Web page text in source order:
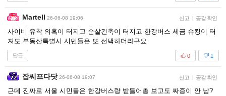
Martell 26-06-08 19:06 신고 | 공감 확인
사이비 유착 의혹이 터지고 순살건축이 터지고 한강버스 세금 슈킹이 터
져도 부동산특별시 시민들은 또 선택하더라구요
답글 1
0
잡씨프다닷 26-06-08 19:07 신고 | 공감 확인
근데 진짜로 서울 시민들은 한강버스랑 받들어총 보고도 짜증이 안 남?